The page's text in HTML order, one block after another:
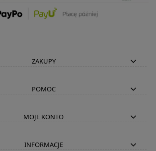
ZAKUPY
POMOC
MOJE KONTO
INFORMACJE